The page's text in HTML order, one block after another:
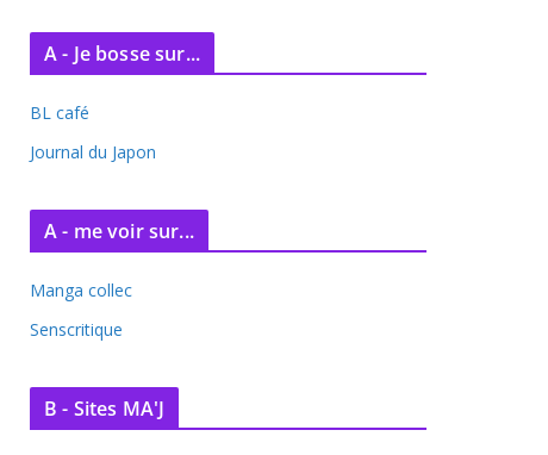
A - Je bosse sur...
BL café
Journal du Japon
A - me voir sur...
Manga collec
Senscritique
B - Sites MA'J